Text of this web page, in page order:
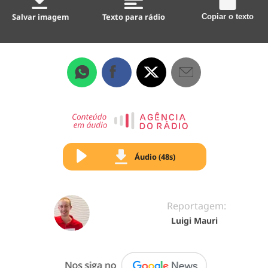
Salvar imagem Texto para rádio Copiar o texto
Áudio (48s)
Reportagem:
Luigi Mauri